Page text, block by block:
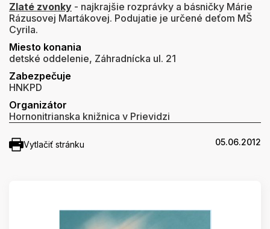
Zlaté zvonky - najkrajšie rozprávky a básničky Márie
Rázusovej Martákovej. Podujatie je určené deťom MŠ
Cyrila.
Miesto konania
detské oddelenie, Záhradnícka ul. 21
Zabezpečuje
HNKPD
Organizátor
Hornonitrianska knižnica v Prievidzi
Vytlačiť stránku 05.06.2012